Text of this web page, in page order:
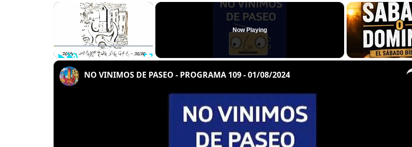
×
PlayUnmute Fullscreen
Now Playing
NO VINIMOS DE PASEO - PROGRAMA 109 - 01/08/2024